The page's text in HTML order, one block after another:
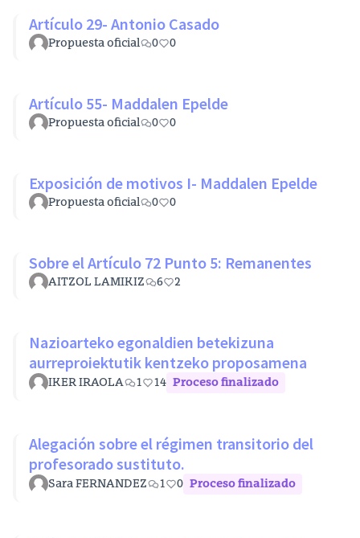
Artículo 29- Antonio Casado
Propuesta oficial 0 0
Artículo 55- Maddalen Epelde
Propuesta oficial 0 0
Exposición de motivos I- Maddalen Epelde
Propuesta oficial 0 0
Sobre el Artículo 72 Punto 5: Remanentes
AITZOL LAMIKIZ 6 2
Nazioarteko egonaldien betekizuna
aurreproiektutik kentzeko proposamena
IKER IRAOLA 1 14 Proceso finalizado
Alegación sobre el régimen transitorio del
profesorado sustituto.
Sara FERNANDEZ 1 0 Proceso finalizado